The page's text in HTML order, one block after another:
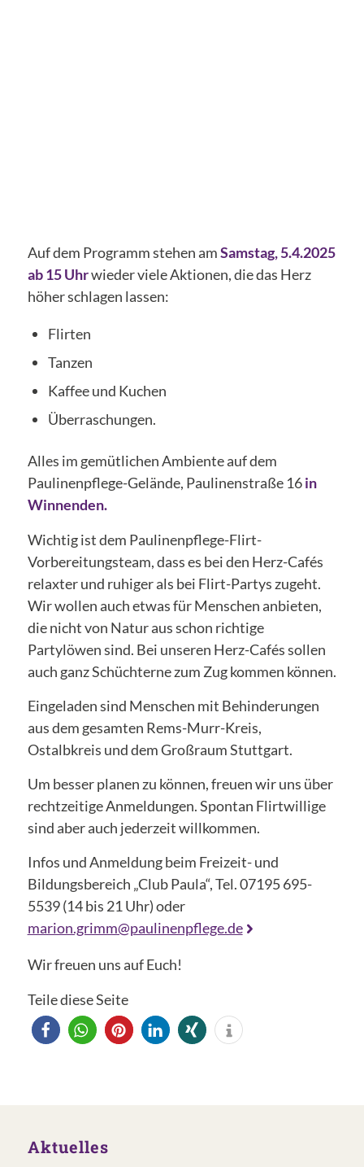
Auf dem Programm stehen amSamstag, 5.4.2025
ab 15 Uhrwieder viele Aktionen, die das Herz
höher schlagen lassen:
Flirten
Tanzen
Kaffee und Kuchen
Überraschungen.
Alles im gemütlichen Ambiente auf dem
Paulinenpflege-Gelände, Paulinenstraße 16in
Winnenden.
Wichtig ist dem Paulinenpflege-Flirt-
Vorbereitungsteam, dass es bei den Herz-Cafés
relaxter und ruhiger als bei Flirt-Partys zugeht.
Wir wollen auch etwas für Menschen anbieten,
die nicht von Natur aus schon richtige
Partylöwen sind. Bei unseren Herz-Cafés sollen
auch ganz Schüchterne zum Zug kommen können.
Eingeladen sind Menschen mit Behinderungen
aus dem gesamten Rems-Murr-Kreis,
Ostalbkreis und dem Großraum Stuttgart.
Um besser planen zu können, freuen wir uns über
rechtzeitige Anmeldungen. Spontan Flirtwillige
sind aber auch jederzeit willkommen.
Infos und Anmeldung beim Freizeit- und
Bildungsbereich „Club Paula“, Tel. 07195 695-
5539 (14 bis 21 Uhr) oder
marion.grimm@paulinenpflege.de
Wir freuen uns auf Euch!
Teile diese Seite
Aktuelles